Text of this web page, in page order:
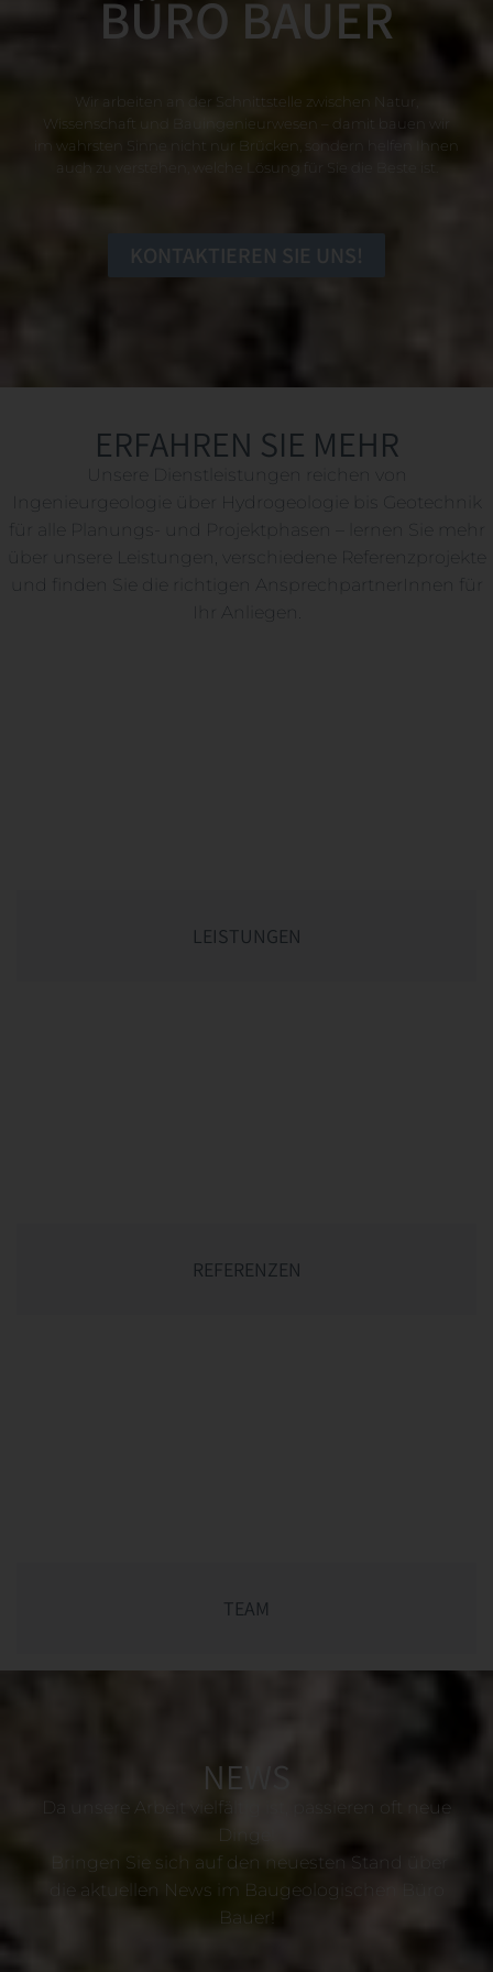
BÜRO BAUER
Wir arbeiten an der Schnittstelle zwischen Natur,
Wissenschaft und Bauingenieurwesen – damit bauen wir
im wahrsten Sinne nicht nur Brücken, sondern helfen Ihnen
auch zu verstehen, welche Lösung für Sie die Beste ist.
ERFAHREN SIE MEHR
Unsere Dienstleistungen reichen von
Ingenieurgeologie über Hydrogeologie bis Geotechnik
für alle Planungs- und Projektphasen – lernen Sie mehr
über unsere Leistungen, verschiedene Referenzprojekte
und finden Sie die richtigen AnsprechpartnerInnen für
Ihr Anliegen.
LEISTUNGEN
REFERENZEN
TEAM
NEWS
Da unsere Arbeit vielfältig ist, passieren oft neue
Dinge!
Bringen Sie sich auf den neuesten Stand über
die aktuellen News im Baugeologischen Büro
Bauer!